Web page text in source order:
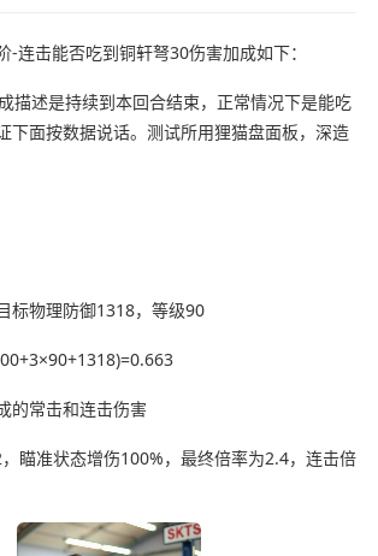
-连击能否吃到铜轩弩30伤害加成如下：
描述是持续到本回合结束，正常情况下是能吃
下面按数据说话。测试所用狸猫盘面板，深造
标物理防御1318，等级90
的常击和连击伤害
瞄准状态增伤100%，最终倍率为2.4，连击倍